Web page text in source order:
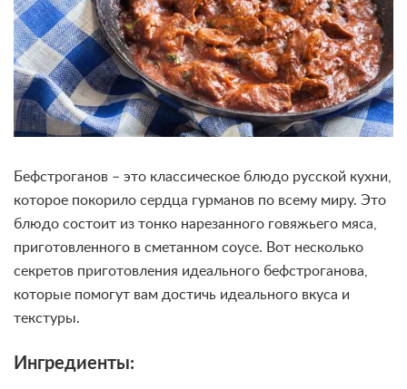
Бефстроганов – это классическое блюдо русской кухни,
которое покорило сердца гурманов по всему миру. Это
блюдо состоит из тонко нарезанного говяжьего мяса,
приготовленного в сметанном соусе. Вот несколько
секретов приготовления идеального бефстроганова,
которые помогут вам достичь идеального вкуса и
текстуры.
Ингредиенты: